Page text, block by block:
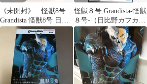
《未開封》 怪獣8号
Grandista 怪獣8号 日比
野カフカver.
怪獣８号 Grandista-怪獣
８号-（日比野カフカ
ver.）